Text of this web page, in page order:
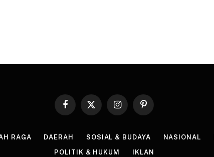
Facebook
X
InstagramPinterest
RAGA DAERAH SOSIAL & BUDAYA NASIONAL
POLITIK & HUKUM
IKLAN